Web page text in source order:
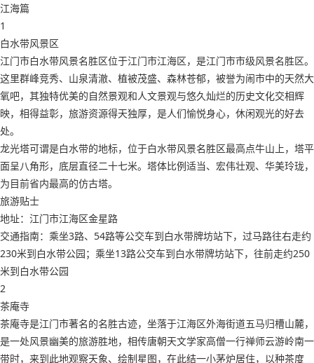
江海篇
1
白水带风景区
江门市白水带风景名胜区位于江门市江海区，是江门市市级风景名胜区。
这里群峰竞秀、山泉清澈、植被茂盛、森林苍郁，被誉为闹市中的天然大
氧吧，其独特优美的自然景观和人文景观与悠久灿烂的历史文化交相辉
映，相得益彰，旅游资源得天独厚，是人们愉悦身心，休闲观光的好去
处。
龙光塔可谓是白水带的地标，位于白水带风景名胜区最高点牛山上，塔平
面呈八角形，底层直径二十七米。塔体比例适当、宏伟壮观、华美玲珑，
为目前省内最高的仿古塔。
旅游贴士
地址：江门市江海区金星路
交通指南：乘坐3路、54路等公交车到白水带牌坊站下，过马路往右走约
230米到白水带公园；乘坐13路公交车到白水带牌坊站下，往前走约250
米到白水带公园
2
茶庵寺
茶庵寺是江门市著名的名胜古迹，坐落于江海区外海街道五马归槽山麓，
是一处风景幽美的旅游胜地，相传唐朝天文学家高僧一行禅师云游岭南一
带时，来到此地观察天象、绘制星图，在此结一小茅炉居住，以种茶度